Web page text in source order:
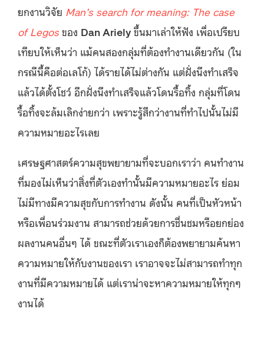
ยกงานวิจัย Man’s search for meaning: The case
of Legosของ Dan Ariely ขึ้นมาเล่าให้ฟัง เพื่อเปรียบ
เทียบให้เห็นว่า แม้คนสองกลุ่มที่ต้องทำงานเดียวกัน (ใน
กรณีนี้คือต่อเลโก้) ได้รายได้ไม่ต่างกัน แต่ฝั่งนึงทำเสร็จ
แล้วได้ตั้งโชว์ อีกฝั่งนึงทำเสร็จแล้วโดนรื้อทิ้ง กลุ่มที่โดน
รื้อทิ้งจะล้มเลิกง่ายกว่า เพราะรู้สึกว่างานที่ทำไปนั้นไม่มี
ความหมายอะไรเลย
เศรษฐศาสตร์ความสุขพยายามที่จะบอกเราว่า คนทำงาน
ที่มองไม่เห็นว่าสิ่งที่ตัวเองทำนั้นมีความหมายอะไร ย่อม
ไม่มีทางมีความสุขกับการทำงาน ดังนั้น คนที่เป็นหัวหน้า
หรือเพื่อนร่วมงาน สามารถช่วยด้วยการชื่นชมหรือยกย่อง
ผลงานคนอื่นๆ ได้ ขณะที่ตัวเราเองก็ต้องพยายามค้นหา
ความหมายให้กับงานของเรา เราอาจจะไม่สามารถทำทุก
งานที่มีความหมายได้ แต่เราน่าจะหาความหมายให้ทุกๆ
งานได้